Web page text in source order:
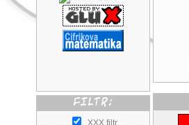
XXX filtr